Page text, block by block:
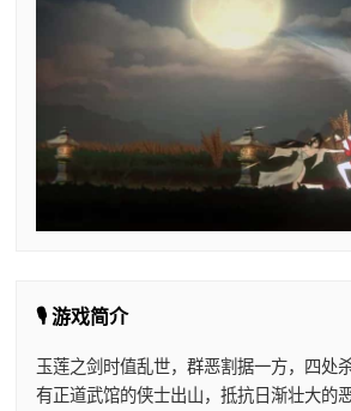
🎙️ 游戏简介
玉莲之剑时值乱世，群恶割据一方，四处
有正道武馆的侠士出山，抵抗日渐壮大的